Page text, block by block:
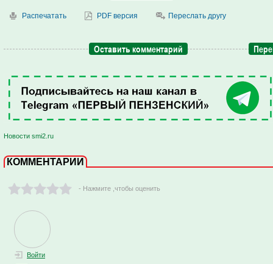
Распечатать PDF версия Переслать другу
Оставить комментарий
Новости smi2.ru
КОММЕНТАРИИ
- Нажмите ,чтобы оценить
Войти